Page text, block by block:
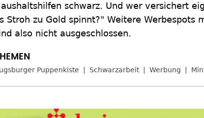
schwarz. Und wer versichert
Stroh zu Gold spinnt?" Weitere Werbespots
also nicht ausgeschlossen.
Puppenkiste Schwarzarbeit Werbung